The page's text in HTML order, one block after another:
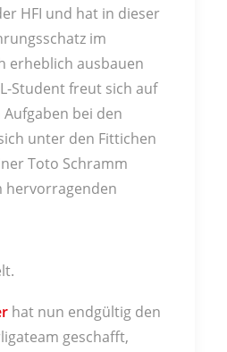
HFI und hat in dieser
im
erheblich ausbauen
Student freut sich auf
bei den
unter den Fittichen
Toto Schramm
hervorragenden
hat nun endgültig den
geschafft,